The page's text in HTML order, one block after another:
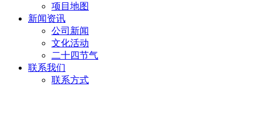
项目地图
新闻资讯
公司新闻
文化活动
二十四节气
联系我们
联系方式